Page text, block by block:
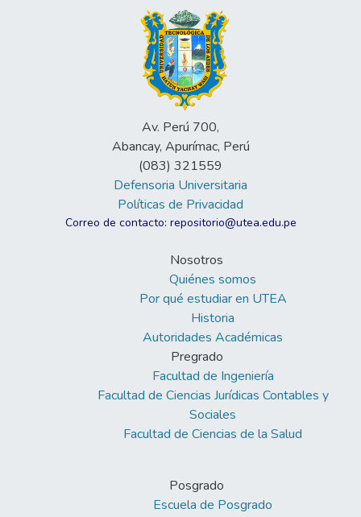
Av. Perú 700,
Abancay, Apurímac, Perú
(083) 321559
Defensoria Universitaria
Políticas de Privacidad
Correo de contacto: repositorio@utea.edu.pe
Nosotros
Quiénes somos
Por qué estudiar en UTEA
Historia
Autoridades Académicas
Pregrado
Facultad de Ingeniería
Facultad de Ciencias Jurídicas Contables y
Sociales
Facultad de Ciencias de la Salud
Posgrado
Escuela de Posgrado